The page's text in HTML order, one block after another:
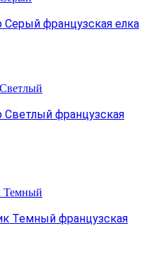
французская елка
Светлый французская
Темный французская